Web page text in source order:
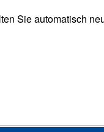
Sie automatisch